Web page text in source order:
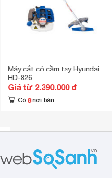
Máy cắt cỏ cầm tay Hyundai
HD-826
Giá từ 2.390.000 đ
Có 8 nơi bán